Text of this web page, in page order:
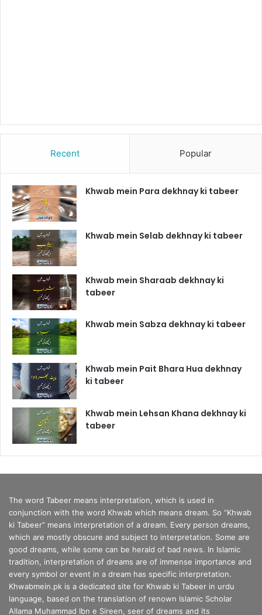
Recent Popular
Khwab mein Para dekhnay ki tabeer
Khwab mein Selab dekhnay ki tabeer
Khwab mein Sharaab dekhnay ki
tabeer
Khwab mein Sabza dekhnay ki tabeer
Khwab mein Pait Bhara Hua dekhnay
ki tabeer
Khwab mein Lehsan Khana dekhnay ki
tabeer
The word Tabeer means interpretation, which is used in
conjunction with the word Khwab which means dream. So “Khwab
ki Tabeer” means interpretation of a dream. Every person dreams,
which are mostly obscure and subject to interpretation. Some are
good dreams, while some can be herald of bad news. In Islamic
tradition, interpretation of dreams are of immense importance and
every symbol or event in a dream has specific interpretation.
Khwabmein.pk is a dedicated site for Khwab ki Tabeer in urdu
language, based on the translation of renown Islamic Scholar
Allama Muhammad Ibn e Sireen, seer of dreams and its